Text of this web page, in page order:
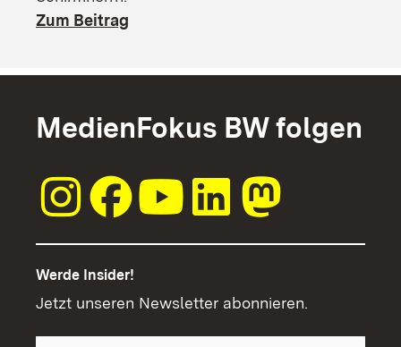
Zum Beitrag
MedienFokus BW folgen
Werde Insider!
Jetzt unseren Newsletter abonnieren.